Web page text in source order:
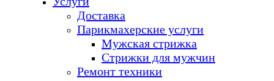
Доставка
Парикмахерские услуги
Мужская стрижка
Стрижки для мужчин
Ремонт техники